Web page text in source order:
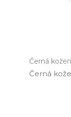
Černá
Černá